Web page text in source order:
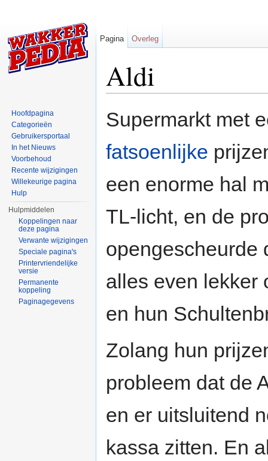
Aldi
Supermarkt met
fatsoenlijke
een enorme hal
TL-licht, en de
opengescheurde
alles even lekker
en hun
Zolang hun
probleem dat de
en er uitsluitend
kassa zitten. En
Pagina Overleg
Hoofdpagina
Categorieën
Gebruikersportaal
In het Nieuws
Voorbehoud
Recente wijzigingen
Willekeurige pagina
Hulp
Hulpmiddelen
Koppelingen naar
deze pagina
Verwante wijzigingen
Speciale pagina's
Printervriendelijke
versie
Permanente
koppeling
Paginagegevens